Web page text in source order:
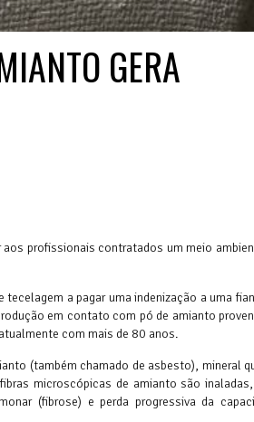
GERA
profissionais contratados um meio
tecelagem a pagar uma indenização a uma
em contato com pó de amianto
com mais de 80 anos.
(também chamado de asbesto), mineral
microscópicas de amianto são
(fibrose) e perda progressiva da